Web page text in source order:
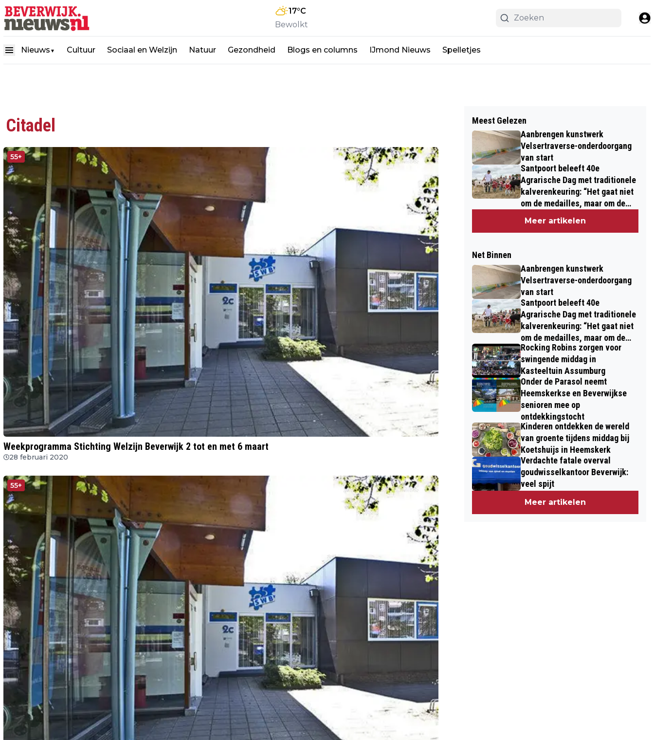
17°C
Bewolkt
Nieuws ▼ Cultuur Sociaal en Welzijn Natuur Gezondheid Blogs en columns IJmond Nieuws Spelletjes
Citadel
55+
Weekprogramma Stichting Welzijn Beverwijk 2 tot en met 6 maart
28 februari 2020
55+
Meest Gelezen
Aanbrengen kunstwerk
Velsertraverse-onderdoorgang
van start
Santpoort beleeft 40e
Agrarische Dag met traditionele
kalverenkeuring: “Het gaat niet
om de medailles, maar om de
Meer artikelen
Net Binnen
Aanbrengen kunstwerk
Velsertraverse-onderdoorgang
van start
Santpoort beleeft 40e
Agrarische Dag met traditionele
kalverenkeuring: “Het gaat niet
om de medailles, maar om de
kinderen”
Rocking Robins zorgen voor
swingende middag in
Kasteeltuin Assumburg
Onder de Parasol neemt
Heemskerkse en Beverwijkse
senioren mee op
ontdekkingstocht
Kinderen ontdekken de wereld
van groente tijdens middag bij
Koetshuijs in Heemskerk
Verdachte fatale overval
goudwisselkantoor Beverwijk:
veel spijt
Meer artikelen